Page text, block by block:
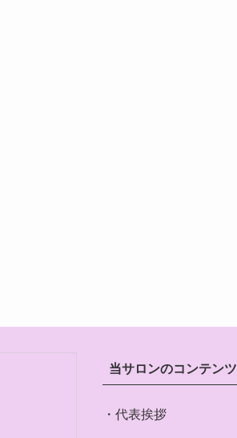
当サロンのコンテンツ
・代表挨拶